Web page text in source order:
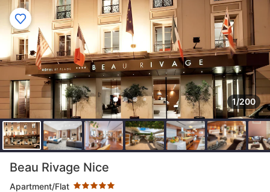
1/200
Beau Rivage Nice
Apartment/Flat
Оценка в звезди: 5 звезди